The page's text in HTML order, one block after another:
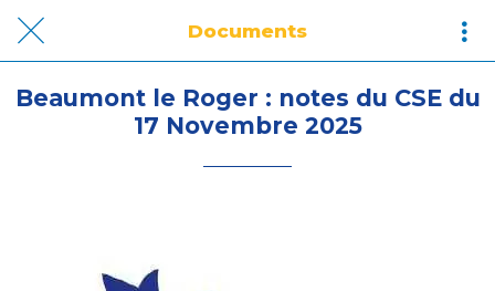
Documents
Beaumont le Roger : notes du CSE du
17 Novembre 2025